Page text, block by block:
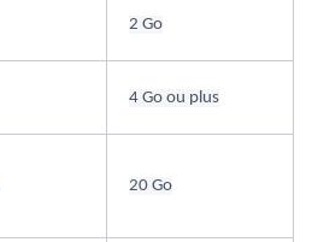
2 Go
4 Go ou plus
20 Go